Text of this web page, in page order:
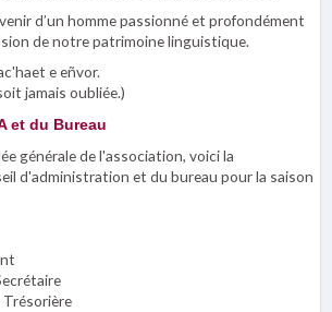
d’un homme passionné et profondément
de notre patrimoine linguistique.
e eñvor.
jamais oubliée.)
et du Bureau
générale de l'association, voici la
d'administration et du bureau pour la saison
Trésorière